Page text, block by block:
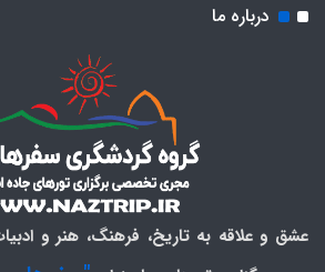
درباره ما
عشق و علاقه به تاریخ، فرهنگ، هنر و